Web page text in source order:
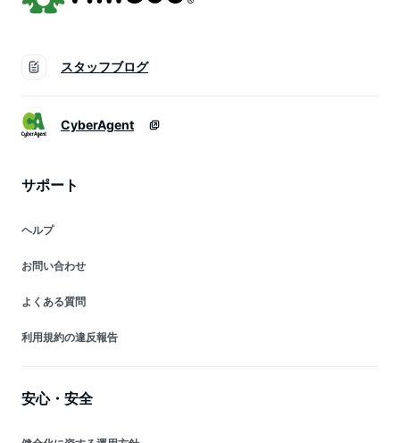
スタッフブログ
CyberAgent
サポート
ヘルプ
お問い合わせ
よくある質問
利用規約の違反報告
安心・安全